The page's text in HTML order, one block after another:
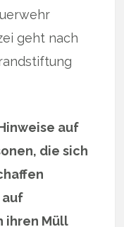
geht nach
auf
die sich
auf
ihren Müll